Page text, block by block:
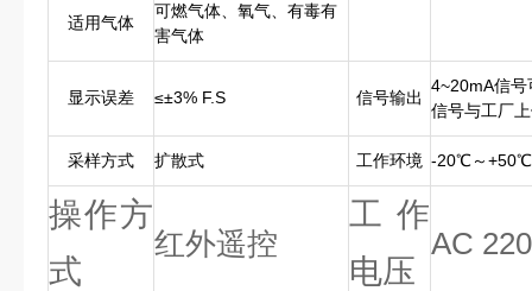
适用气体
可燃气体、氧气、有毒有
害气体
显示误差 ≤±3% F.S 信号输出
4~20mA信号
信号与工厂
采样方式 扩散式 工作环境 -20℃～+50℃
操作方
式
红外遥控
工作
电压
AC